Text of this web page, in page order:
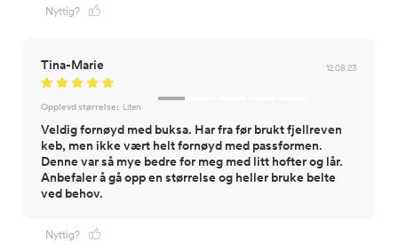
Nyttig?
Tina-Marie 12.08.23
Opplevd størrelse: Liten
Veldig fornøyd med buksa. Har fra før brukt fjellreven
keb, men ikke vært helt fornøyd med passformen.
Denne var så mye bedre for meg med litt hofter og lår.
Anbefaler å gå opp en størrelse og heller bruke belte
ved behov.
Nyttig?